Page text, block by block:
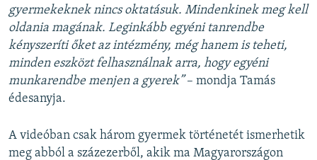
gyermekeknek nincs oktatásuk. Mindenkinek meg kell
oldania magának. Leginkább egyéni tanrendbe
kényszeríti őket az intézmény, még hanem is teheti,
minden eszközt felhasználnak arra, hogy egyéni
munkarendbe menjen a gyerek”– mondja Tamás
édesanyja.
A videóban csak három gyermek történetét ismerhetik
meg abból a százezerből, akik ma Magyarországon